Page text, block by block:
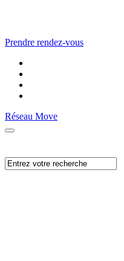
Prendre rendez-vous
Réseau Move